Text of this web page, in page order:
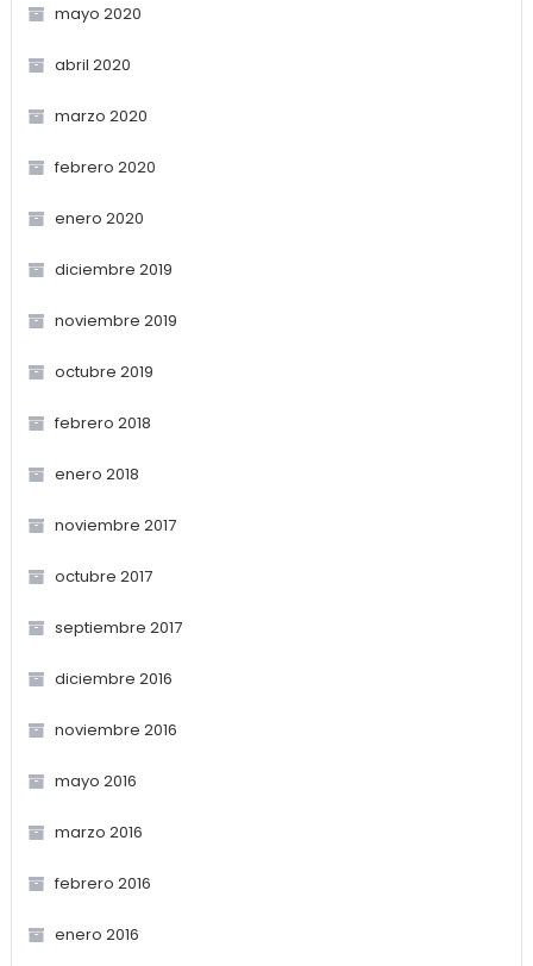
mayo 2020
abril 2020
marzo 2020
febrero 2020
enero 2020
diciembre 2019
noviembre 2019
octubre 2019
febrero 2018
enero 2018
noviembre 2017
octubre 2017
septiembre 2017
diciembre 2016
noviembre 2016
mayo 2016
marzo 2016
febrero 2016
enero 2016